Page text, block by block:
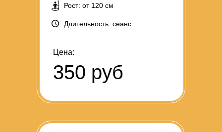
350 руб
Цена:
Рост: от 120 см
Длительность: сеанс